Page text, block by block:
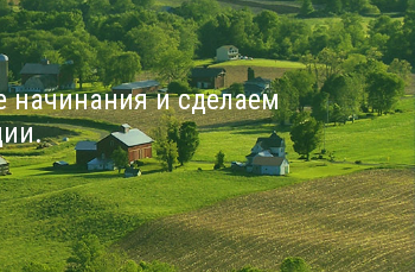
начинания и сделаем